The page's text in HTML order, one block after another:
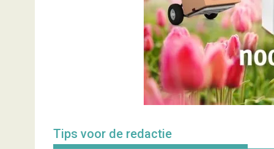
Tips voor de redactie